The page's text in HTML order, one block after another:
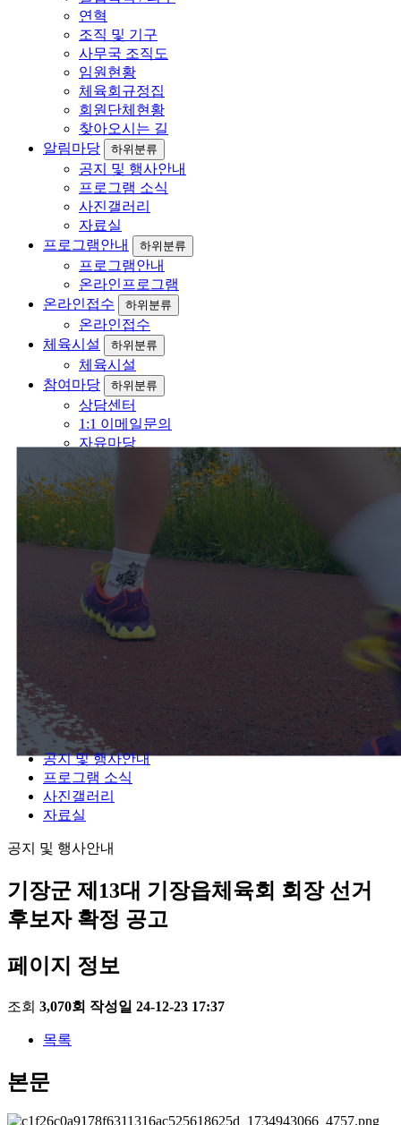
연혁
조직 및 기구
사무국 조직도
임원현황
체육회규정집
회원단체현황
찾아오시는 길
알림마당
하위분류
공지 및 행사안내
프로그램 소식
사진갤러리
자료실
프로그램안내
하위분류
프로그램안내
온라인프로그램
온라인접수
하위분류
온라인접수
체육시설
하위분류
체육시설
참여마당
하위분류
상담센터
1:1 이메일문의
자유마당
공지 및 행사안내
프로그램 소식
사진갤러리
자료실
공지 및 행사안내
기장군 제13대 기장읍체육회 회장 선거
후보자 확정 공고
페이지 정보
조회 3,070회 작성일 24-12-23 17:37
목록
본문